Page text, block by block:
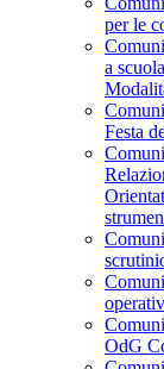
per le
a
Festa
OdG